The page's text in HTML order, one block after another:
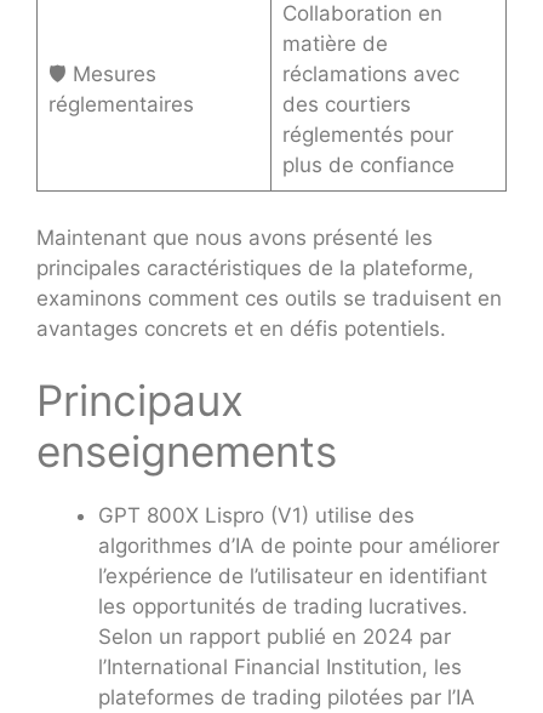
🛡️ Mesures
réglementaires
Collaboration en
matière de
réclamations avec
des courtiers
réglementés pour
plus de confiance
Maintenant que nous avons présenté les
principales caractéristiques de la plateforme,
examinons comment ces outils se traduisent en
avantages concrets et en défis potentiels.
Principaux
enseignements
GPT 800X Lispro (V1) utilise des
algorithmes d’IA de pointe pour améliorer
l’expérience de l’utilisateur en identifiant
les opportunités de trading lucratives.
Selon un rapport publié en 2024 par
l’International Financial Institution, les
plateformes de trading pilotées par l’IA